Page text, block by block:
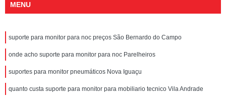
MENU
suporte para monitor para noc preços São Bernardo do Campo
onde acho suporte para monitor para noc Parelheiros
suportes para monitor pneumáticos Nova Iguaçu
quanto custa suporte para monitor para mobiliario tecnico Vila Andrade